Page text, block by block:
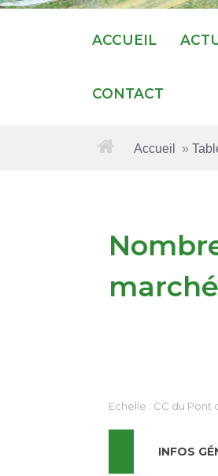
ACCUEIL
CONTACT
Accueil »
Echelle : CC du Pont
INFOS